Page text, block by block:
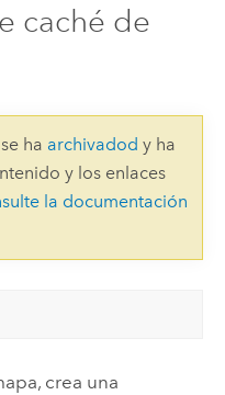
caché de
ha archivadod y ha
y los enlaces
la documentación
crea una